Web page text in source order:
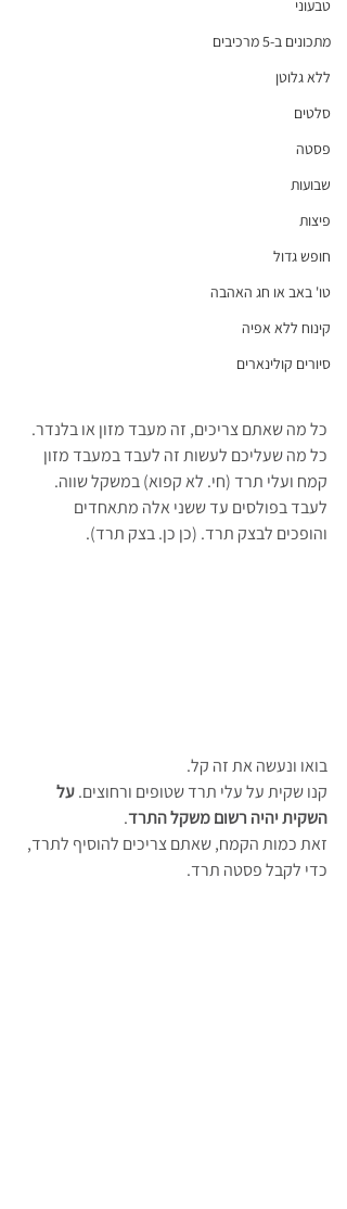
טבעוני
מתכונים ב-5 מרכיבים
ללא גלוטן
סלטים
פסטה
שבועות
פיצות
חופש גדול
טו' באב או חג האהבה
קינוח ללא אפיה
סיורים קולינארים
כל מה שאתם צריכים, זה מעבד מזון או בלנדר.
כל מה שעליכם לעשות זה לעבד במעבד מזון
קמח ועלי תרד (חי. לא קפוא) במשקל שווה.
לעבד בפולסים עד ששני אלה מתאחדים
והופכים לבצק תרד. (כן כן. בצק תרד).
בואו ונעשה את זה קל.
קנו שקית על עלי תרד שטופים ורחוצים. על
השקית יהיה רשום משקל התרד.
זאת כמות הקמח, שאתם צריכים להוסיף לתרד,
כדי לקבל פסטה תרד.